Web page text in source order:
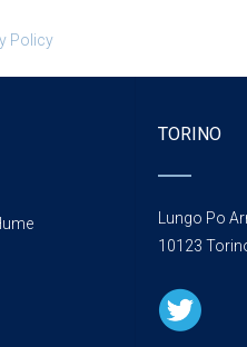
Policy
TORINO
Lungo Po
10123